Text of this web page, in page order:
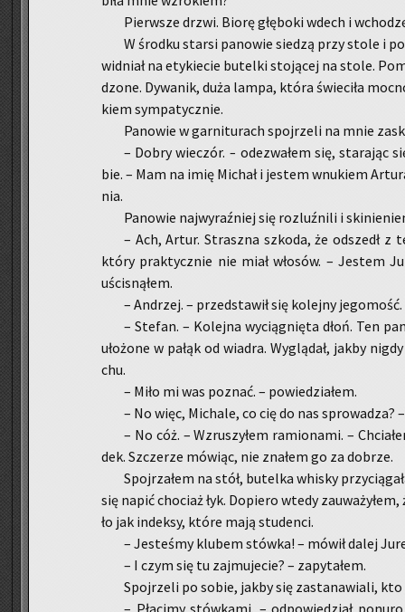
Pierw­sze drzwi. Biorę głę­bo­ki wdech i
W środ­ku star­si pa­no­wie sie­dzą przy stole i
wid­niał na ety­kie­cie bu­tel­ki sto­ją­cej na stole.
dzo­ne. Dy­wa­nik, duża lampa, która świe­ci­ła
kiem sym­pa­tycz­nie.
Pa­no­wie w gar­ni­tu­rach spoj­rze­li na mnie
– Dobry wie­czór. – ode­zwa­łem się, sta­ra­jąc
bie. – Mam na imię Mi­chał i je­stem wnu­kiem
nia.
Pa­no­wie naj­wy­raź­niej się roz­luź­ni­li i
– Ach, Artur. Strasz­na szko­da, że od­szedł z
który prak­tycz­nie nie miał wło­sów. – Je­stem
uści­sną­łem.
– An­drzej. – przed­sta­wił się ko­lej­ny
– Ste­fan. – Ko­lej­na wy­cią­gnię­ta dłoń. Ten
uło­żo­ne w pałąk od wia­dra. Wy­glą­dał, jakby
chu.
– Miło mi was po­znać. – po­wie­dzia­łem.
– No więc, Mi­cha­le, co cię do nas spro­wa­dza?
– No cóż. – Wzru­szy­łem ra­mio­na­mi. –
dek. Szcze­rze mó­wiąc, nie zna­łem go za do­brze.
Spoj­rza­łem na stół, bu­tel­ka whi­sky
się napić cho­ciaż łyk. Do­pie­ro wtedy
ło jak in­dek­sy, które mają stu­den­ci.
– Je­ste­śmy klu­bem stów­ka! – mówił dalej
– I czym się tu zaj­mu­je­cie? – za­py­ta­łem.
Spoj­rze­li po sobie, jakby się za­sta­na­wia­li,
– Pła­ci­my stów­ka­mi. – od­po­wie­dział